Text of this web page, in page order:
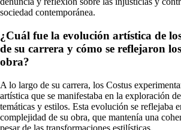
sociedad contemporánea.
¿Cuál fue la evolución artística de
de su carrera y cómo se reflejaron
obra?
A lo largo de su carrera, los Costus
artística que se manifestaba en la exploración
temáticas y estilos. Esta evolución se reflejaba
complejidad de su obra, que mantenía una
pesar de las transformaciones estilísticas.